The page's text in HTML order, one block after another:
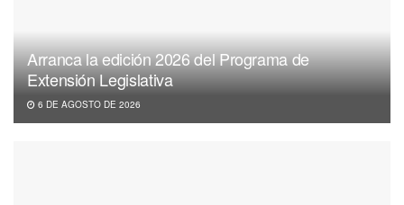
Arranca la edición 2026 del Programa de
Extensión Legislativa
6 DE AGOSTO DE 2026